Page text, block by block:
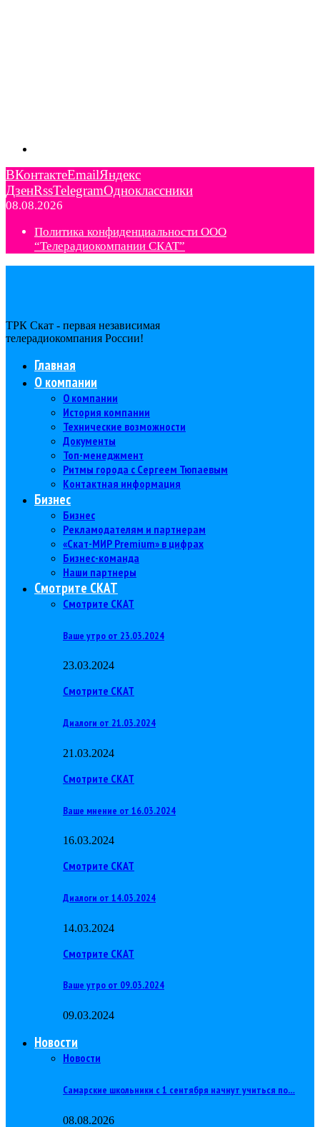
ВКонтактеEmailЯндекс
ДзенRssTelegramОдноклассники
08.08.2026
Политика конфиденциальности ООО
“Телерадиокомпании СКАТ”
ТРК Скат - первая независимая
телерадиокомпания Роcсии!
Главная
О компании
О компании
История компании
Технические возможности
Документы
Топ-менеджмент
Ритмы города с Сергеем Тюпаевым
Контактная информация
Бизнес
Бизнес
Рекламодателям и партнерам
«Скат-МИР Premium» в цифрах
Бизнес-команда
Наши партнеры
Смотрите СКАТ
Смотрите СКАТ
Ваше утро от 23.03.2024
23.03.2024
Смотрите СКАТ
Диалоги от 21.03.2024
21.03.2024
Смотрите СКАТ
Ваше мнение от 16.03.2024
16.03.2024
Смотрите СКАТ
Диалоги от 14.03.2024
14.03.2024
Смотрите СКАТ
Ваше утро от 09.03.2024
09.03.2024
Новости
Новости
Самарские школьники с 1 сентября начнут учиться по…
08.08.2026